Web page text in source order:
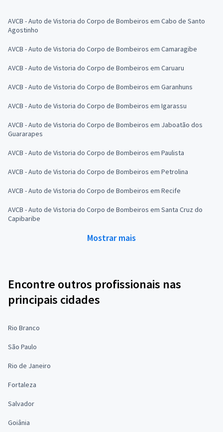
AVCB - Auto de Vistoria do Corpo de Bombeiros em Cabo de Santo
Agostinho
AVCB - Auto de Vistoria do Corpo de Bombeiros em Camaragibe
AVCB - Auto de Vistoria do Corpo de Bombeiros em Caruaru
AVCB - Auto de Vistoria do Corpo de Bombeiros em Garanhuns
AVCB - Auto de Vistoria do Corpo de Bombeiros em Igarassu
AVCB - Auto de Vistoria do Corpo de Bombeiros em Jaboatão dos
Guararapes
AVCB - Auto de Vistoria do Corpo de Bombeiros em Paulista
AVCB - Auto de Vistoria do Corpo de Bombeiros em Petrolina
AVCB - Auto de Vistoria do Corpo de Bombeiros em Recife
AVCB - Auto de Vistoria do Corpo de Bombeiros em Santa Cruz do
Capibaribe
Mostrar mais
Encontre outros profissionais nas
principais cidades
Rio Branco
São Paulo
Rio de Janeiro
Fortaleza
Salvador
Goiânia